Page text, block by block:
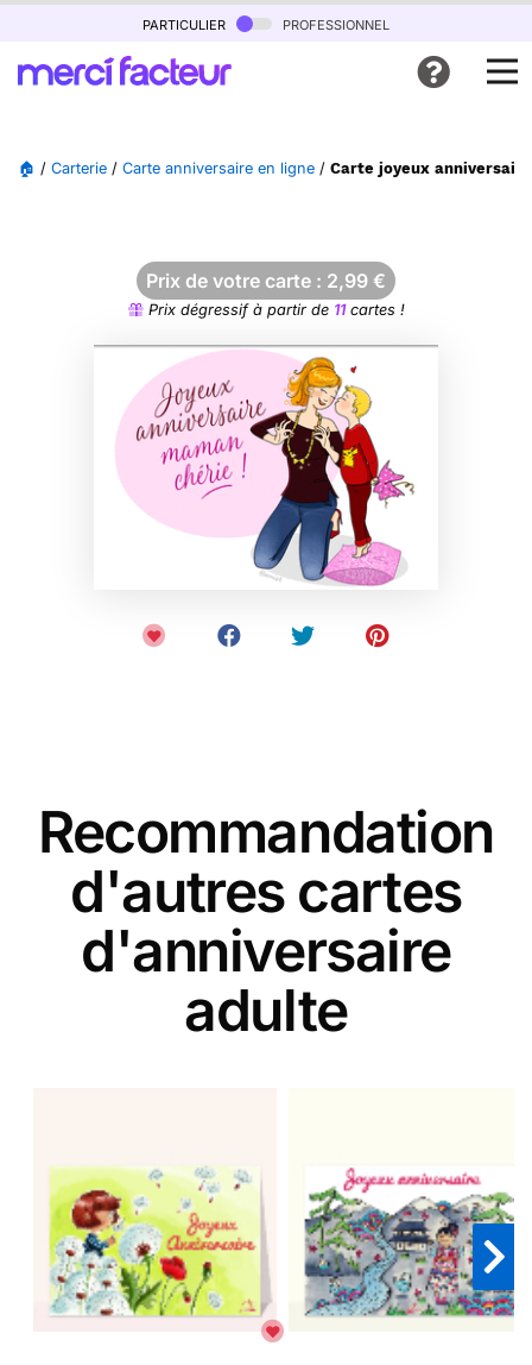
particulier professionnel
🏠 / Carterie / Carte anniversaire en ligne / Carte joyeux
Prix de votre carte : 2,99 €
Prix dégressif à partir de 11cartes !
Recommandation
d'autres cartes
d'anniversaire
adulte